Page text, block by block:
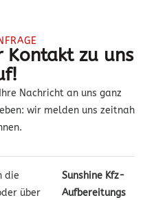
Kontakt zu uns
Nachricht an uns ganz
wir melden uns zeitnah
die
über
Sunshine Kfz-
Aufbereitungs